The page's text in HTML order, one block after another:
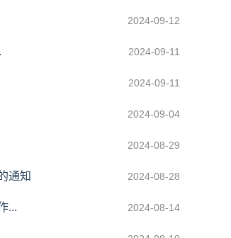
2024-09-12
2024-09-11
2024-09-11
2024-09-04
2024-08-29
通知 2024-08-28
... 2024-08-14